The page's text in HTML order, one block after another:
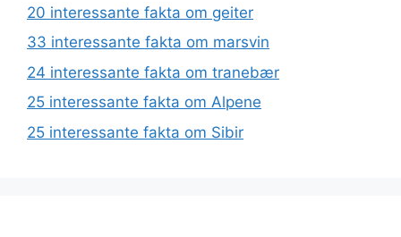
20 interessante fakta om geiter
33 interessante fakta om marsvin
24 interessante fakta om tranebær
25 interessante fakta om Alpene
25 interessante fakta om Sibir